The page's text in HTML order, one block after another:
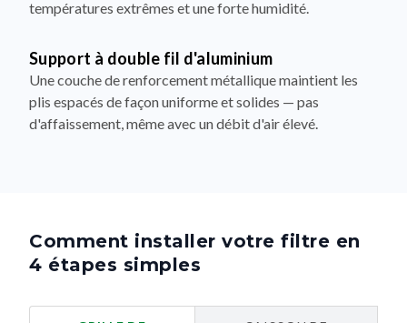
températures extrêmes et une forte humidité.
Support à double fil d'aluminium
Une couche de renforcement métallique maintient les
plis espacés de façon uniforme et solides — pas
d'affaissement, même avec un débit d'air élevé.
Comment installer votre filtre en
4 étapes simples